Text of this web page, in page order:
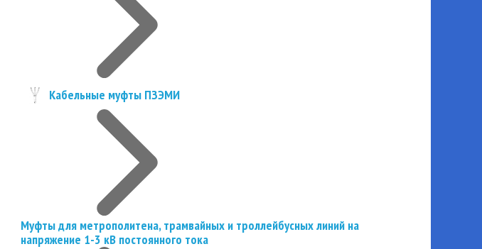
Кабельные муфты ПЗЭМИ
Муфты для метрополитена, трамвайных и троллейбусных линий на
напряжение 1-3 кВ постоянного тока